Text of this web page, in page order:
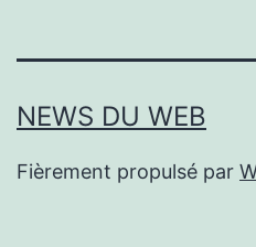
NEWS DU WEB
Fièrement propulsé par